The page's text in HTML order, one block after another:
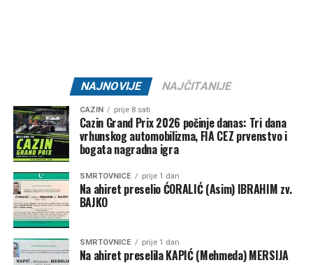
NAJNOVIJE NAJČITANIJE
CAZIN prije 8 sati
Cazin Grand Prix 2026 počinje danas: Tri dana
vrhunskog automobilizma, FIA CEZ prvenstvo i
bogata nagradna igra
SMRTOVNICE prije 1 dan
Na ahiret preselio ĆORALIĆ (Asim) IBRAHIM zv.
BAJKO
SMRTOVNICE prije 1 dan
Na ahiret preselila KAPIĆ (Mehmeda) MERSIJA